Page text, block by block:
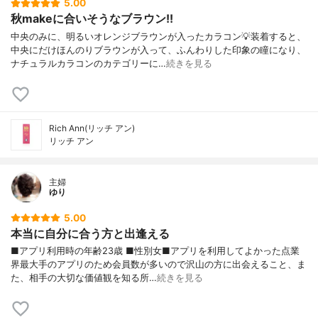
5.00
秋makeに合いそうなブラウン!!
中央のみに、明るいオレンジブラウンが入ったカラコン💡装着すると、
中央にだけほんのりブラウンが入って、ふんわりした印象の瞳になり、
ナチュラルカラコンのカテゴリーに…続きを見る
Rich Ann(リッチ アン)
リッチ アン
主婦
ゆり
5.00
本当に自分に合う方と出逢える
■アプリ利用時の年齢23歳 ■性別女■アプリを利用してよかった点業
界最大手のアプリのため会員数が多いので沢山の方に出会えること、ま
た、相手の大切な価値観を知る所…続きを見る